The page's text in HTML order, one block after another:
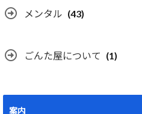
メンタル (43)
ごんた屋について (1)
案内